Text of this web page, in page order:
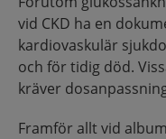
vid CKD ha en
kardiovaskulär
och för tidig död.
kräver
Framför allt vid